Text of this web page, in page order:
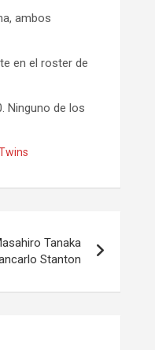
ambos
en el roster de
Ninguno de los
Tanaka
Stanton